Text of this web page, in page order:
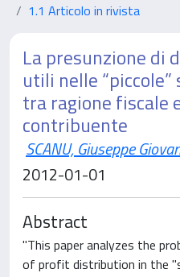
1.1 Articolo in rivista
La presunzione di
utili nelle
tra ragione fiscale
contribuente
SCANU, Giuseppe
2012-01-01
Abstract
"This paper analyzes the
of profit distribution in the